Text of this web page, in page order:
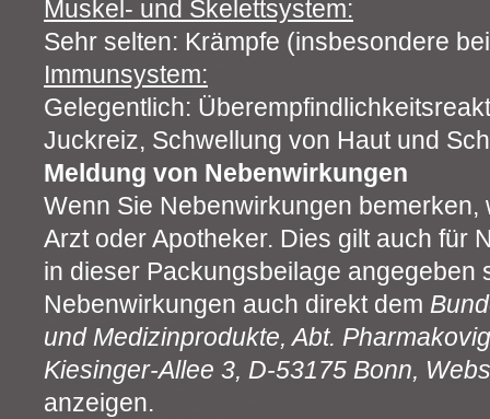
Muskel- und Skelettsystem:
Sehr selten: Krämpfe (insbesondere
Immunsystem:
Gelegentlich:
Juckreiz, Schwellung von Haut und
Meldung von Nebenwirkungen
Wenn Sie Nebenwirkungen bemerken,
Arzt oder Apotheker. Dies gilt auch für
in dieser Packungsbeilage angegeben
Nebenwirkungen auch direkt dem
und Medizinprodukte, Abt.
Kiesinger-Allee 3, D-53175 Bonn,
anzeigen.